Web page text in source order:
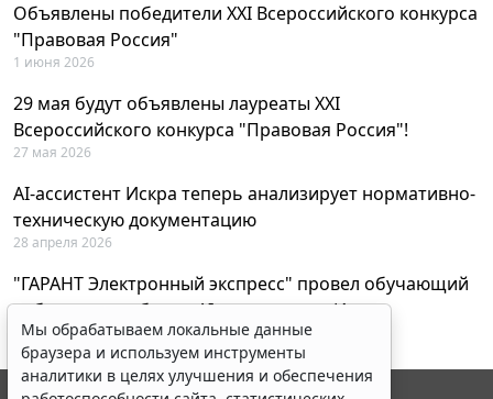
Объявлены победители XXI Всероссийского конкурса
"Правовая Россия"
1 июня 2026
29 мая будут объявлены лауреаты XXI
Всероссийского конкурса "Правовая Россия"!
27 мая 2026
AI-ассистент Искра теперь анализирует нормативно-
техническую документацию
28 апреля 2026
"ГАРАНТ Электронный экспресс" провел обучающий
вебинар по работе с AI-ассистентом Искра
23 апреля 2026
Мы обрабатываем локальные данные
браузера и используем инструменты
аналитики в целях улучшения и обеспечения